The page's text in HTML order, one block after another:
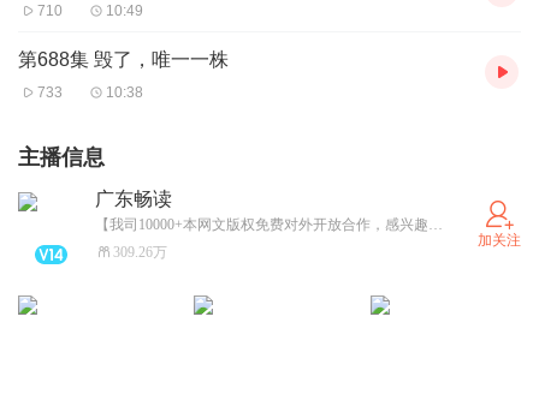
710 10:49
第688集 毁了，唯一一株
733 10:38
主播信息
广东畅读
【我司10000+本网文版权免费对外开放合作，感兴趣可私信了解详情~】广东畅读信息科技有限公司是从事精品网络文学IP孵化，内容驱动型的公司，市场定位“内容独角兽”，目前公司拥有全版权内容小说10000+部，精品动态漫22部、精品漫画6部，影视剧108部，精制有声剧2000+部、精制少儿广播剧30+部，累计有声/广播剧总时长25万+小时。
309.26万
加关注